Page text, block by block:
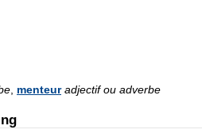
menteur adjectif ou adverbe